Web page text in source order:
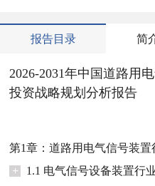
报告目录 简
2026-2031年中国道路用
投资战略规划分析报告
第1章：道路用电气信号装
+
1.1 电气信号设备装置行